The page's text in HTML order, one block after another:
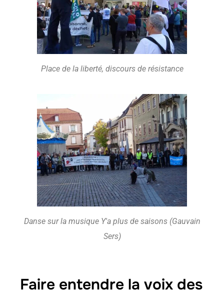
Place de la liberté, discours de résistance
Danse sur la musique Y'a plus de saisons (Gauvain
Sers)
Faire entendre la voix des